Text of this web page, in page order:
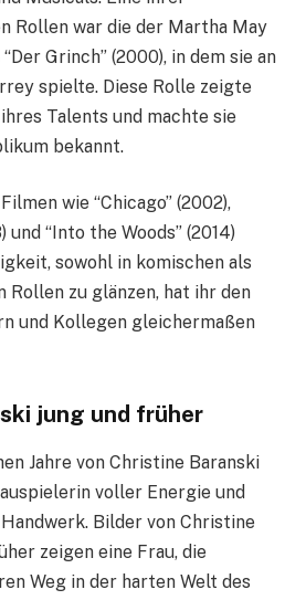
Rollen war die der Martha May
Grinch” (2000), in dem sie an
spielte. Diese Rolle zeigte
Talents und machte sie
bekannt.
wie “Chicago” (2002),
und “Into the Woods” (2014)
sowohl in komischen als
Rollen zu glänzen, hat ihr den
und Kollegen gleichermaßen
jung und früher
Jahre von Christine Baranski
voller Energie und
Bilder von Christine
zeigen eine Frau, die
Weg in der harten Welt des